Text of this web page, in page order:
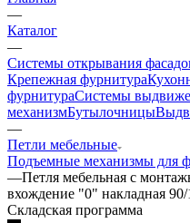
—
Каталог
—
Системы открывания
Крепежная фурнитура
фурнитураСистемы
механизмБутылочницы
—
Петли мебельные
Подъемные механизмы для
—Петля мебельная с
вхождение "0" накладная
Складская программа